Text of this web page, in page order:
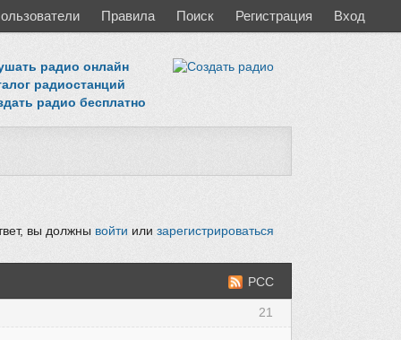
Правила Поиск Регистрация Вход
радио онлайн
радиостанций
радио бесплатно
вы должны войти или зарегистрироваться
РСС
21